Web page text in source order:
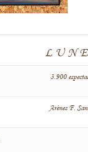
3.900
Arènes F.